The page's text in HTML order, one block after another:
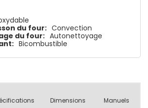
du four: Convection
du four: Autonettoyage
Bicombustible
Dimensions Manuels